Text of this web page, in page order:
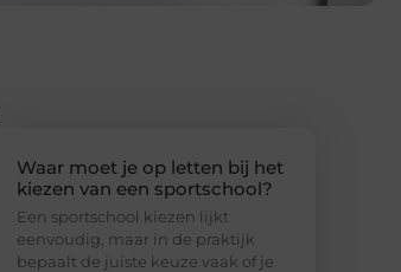
Waar moet je op letten bij het
kiezen van een sportschool?
Een sportschool kiezen lijkt
eenvoudig, maar in de praktijk
bepaalt de juiste keuze vaak of je